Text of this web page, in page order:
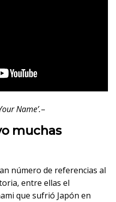
Name’.–
muchas
número de referencias al
entre ellas el
que sufrió Japón en